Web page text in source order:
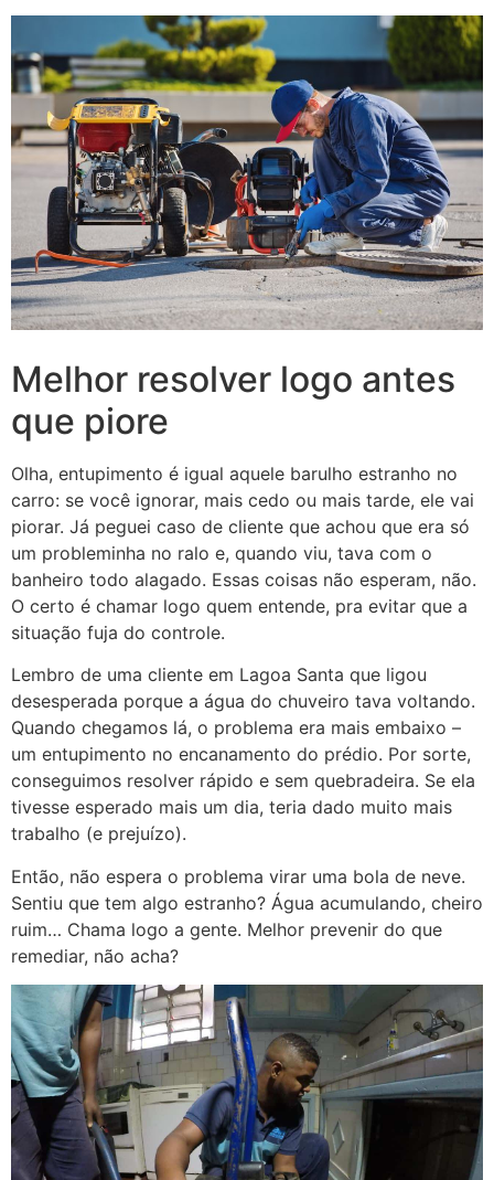
Melhor resolver logo antes
que piore
Olha, entupimento é igual aquele barulho estranho no
carro: se você ignorar, mais cedo ou mais tarde, ele vai
piorar. Já peguei caso de cliente que achou que era só
um probleminha no ralo e, quando viu, tava com o
banheiro todo alagado. Essas coisas não esperam, não.
O certo é chamar logo quem entende, pra evitar que a
situação fuja do controle.
Lembro de uma cliente em Lagoa Santa que ligou
desesperada porque a água do chuveiro tava voltando.
Quando chegamos lá, o problema era mais embaixo –
um entupimento no encanamento do prédio. Por sorte,
conseguimos resolver rápido e sem quebradeira. Se ela
tivesse esperado mais um dia, teria dado muito mais
trabalho (e prejuízo).
Então, não espera o problema virar uma bola de neve.
Sentiu que tem algo estranho? Água acumulando, cheiro
ruim… Chama logo a gente. Melhor prevenir do que
remediar, não acha?